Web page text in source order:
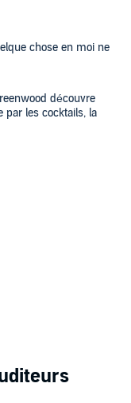
chose en moi ne
découvre
par les cocktails, la
la vie mondaine.
et se trouve
son avenir tout tracé
dépression et se
de ce roman
et son regard acéré